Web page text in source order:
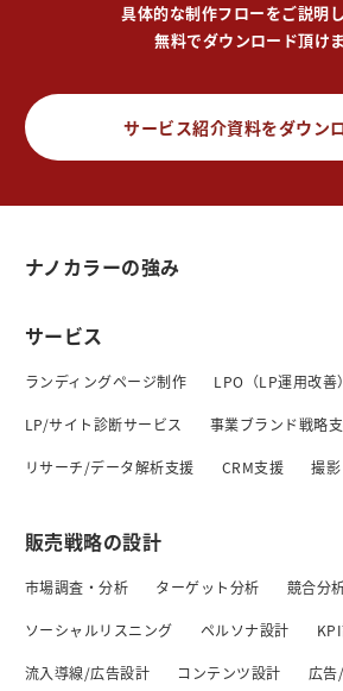
具体的な制作フローをご説明
無料でダウンロード頂けま
サービス紹介資料をダウン
ナノカラーの強み
サービス
ランディングページ制作 LPO（LP運用改善
LP/サイト診断サービス 事業ブランド戦略
リサーチ/データ解析支援 CRM支援 撮影
販売戦略の設計
市場調査・分析 ターゲット分析 競合分
ソーシャルリスニング ペルソナ設計
流入導線/広告設計 コンテンツ設計 広